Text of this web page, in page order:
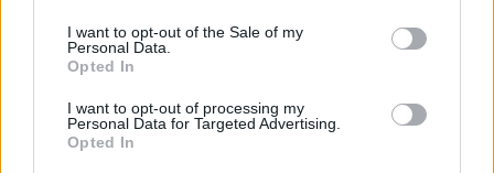
I want to opt-out of the Sale of my
Personal Data.
Opted In
I want to opt-out of processing my
Personal Data for Targeted Advertising.
Opted In
LATEST NEWS
ΠΟΔΟΣΦΑΙΡΟ
Νότιγχαμ Φόρεστ: Μία «ανάσα» από τον Ντιομαντέ
GREEK BASKET LEAGUE